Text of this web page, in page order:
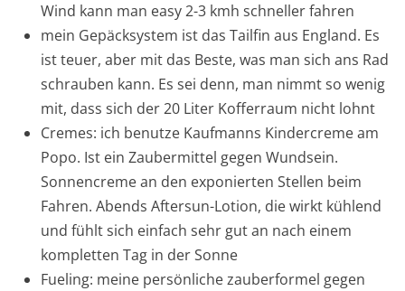
Wind kann man easy 2-3 kmh schneller fahren
mein Gepäcksystem ist das Tailfin aus England. Es
ist teuer, aber mit das Beste, was man sich ans Rad
schrauben kann. Es sei denn, man nimmt so wenig
mit, dass sich der 20 Liter Kofferraum nicht lohnt
Cremes: ich benutze Kaufmanns Kindercreme am
Popo. Ist ein Zaubermittel gegen Wundsein.
Sonnencreme an den exponierten Stellen beim
Fahren. Abends Aftersun-Lotion, die wirkt kühlend
und fühlt sich einfach sehr gut an nach einem
kompletten Tag in der Sonne
Fueling: meine persönliche zauberformel gegen